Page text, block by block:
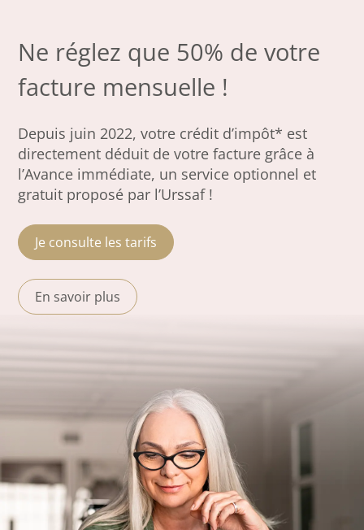
Ne réglez que 50% de votre
facture mensuelle !
Depuis juin 2022, votre crédit d’impôt* est
directement déduit de votre facture grâce à
l’Avance immédiate, un service optionnel et
gratuit proposé par l’Urssaf !
Je consulte les tarifs
En savoir plus